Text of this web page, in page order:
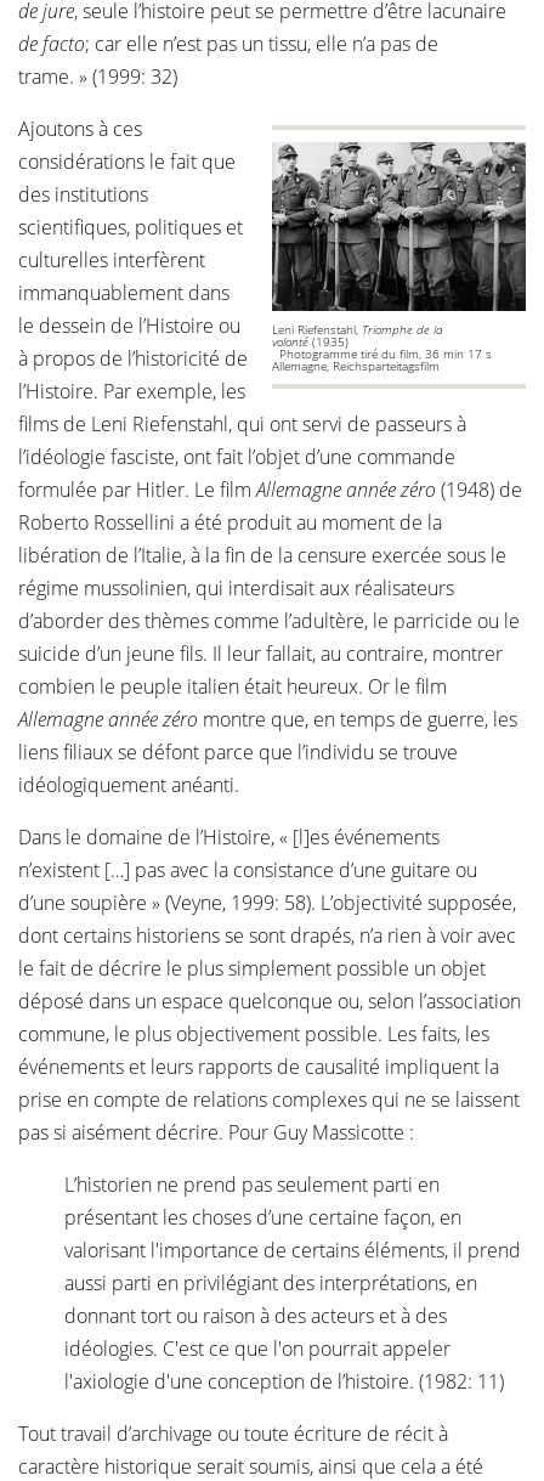
de jure, seule l’histoire peut se permettre d’être lacunaire
de facto; car elle n’est pas un tissu, elle n’a pas de
trame. » (1999: 32)
Leni Riefenstahl, Triomphe de la
volonté (1935)
Photogramme tiré du film, 36 min 17 s
Allemagne, Reichsparteitagsfilm
Ajoutons à ces
considérations le fait que
des institutions
scientifiques, politiques et
culturelles interfèrent
immanquablement dans
le dessein de l’Histoire ou
à propos de l’historicité de
l’Histoire. Par exemple, les
films de Leni Riefenstahl, qui ont servi de passeurs à
l’idéologie fasciste, ont fait l’objet d’une commande
formulée par Hitler. Le filmAllemagne année zéro (1948) de
Roberto Rossellini a été produit au moment de la
libération de l’Italie, à la fin de la censure exercée sous le
régime mussolinien, qui interdisait aux réalisateurs
d’aborder des thèmes comme l’adultère, le parricide ou le
suicide d’un jeune fils. Il leur fallait, au contraire, montrer
combien le peuple italien était heureux. Or le film
Allemagne année zéro montre que, en temps de guerre, les
liens filiaux se défont parce que l’individu se trouve
idéologiquement anéanti.
Dans le domaine de l’Histoire, « [l]es événements
n’existent […] pas avec la consistance d’une guitare ou
d’une soupière » (Veyne, 1999: 58). L’objectivité supposée,
dont certains historiens se sont drapés, n’a rien à voir avec
le fait de décrire le plus simplement possible un objet
déposé dans un espace quelconque ou, selon l’association
commune, le plus objectivement possible. Les faits, les
événements et leurs rapports de causalité impliquent la
prise en compte de relations complexes qui ne se laissent
pas si aisément décrire. Pour Guy Massicotte :
L’historien ne prend pas seulement parti en
présentant les choses d’une certaine façon, en
valorisant l'importance de certains éléments, il prend
aussi parti en privilégiant des interprétations, en
donnant tort ou raison à des acteurs et à des
idéologies. C'est ce que l'on pourrait appeler
l'axiologie d'une conception de l’histoire. (1982: 11)
Tout travail d’archivage ou toute écriture de récit à
caractère historique serait soumis, ainsi que cela a été